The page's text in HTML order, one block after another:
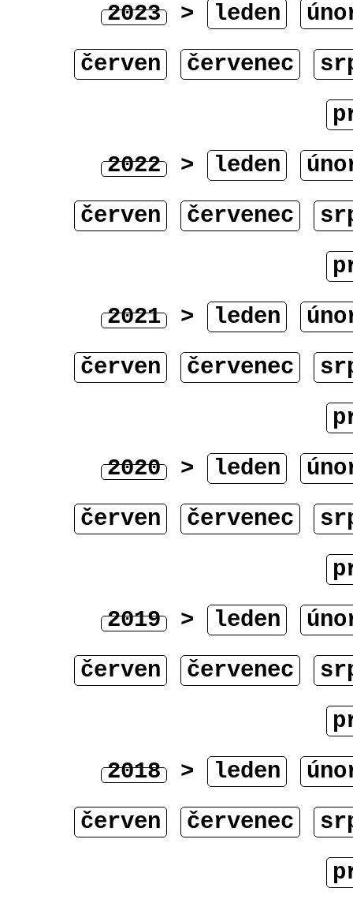
2023 > leden
červen
červenec
2022 > leden
červen
červenec
2021 > leden
červen
červenec
2020 > leden
červen
červenec
2019 > leden
červen
červenec
2018 > leden
červen
červenec